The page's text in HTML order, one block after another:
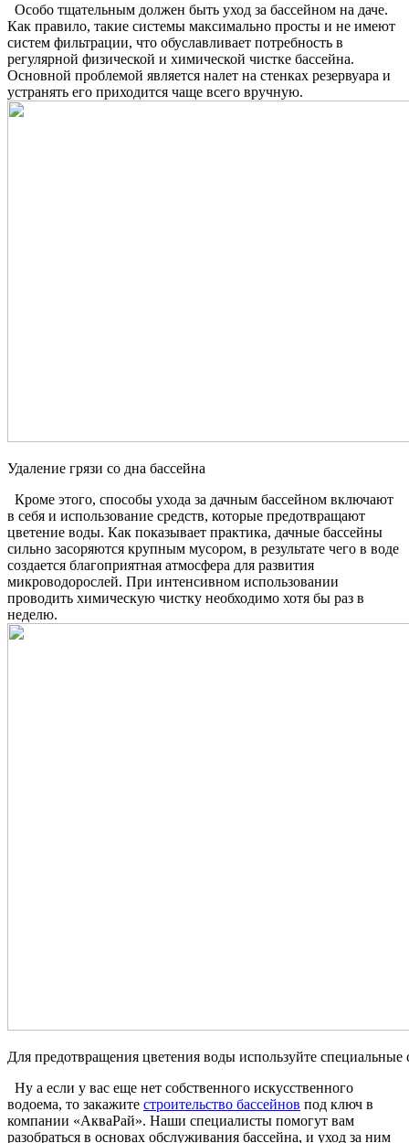
Особо тщательным должен быть уход за бассейном на даче.
Как правило, такие системы максимально просты и не имеют
систем фильтрации, что обуславливает потребность в
регулярной физической и химической чистке бассейна.
Основной проблемой является налет на стенках резервуара и
устранять его приходится чаще всего вручную.
Удаление грязи со дна бассейна
Кроме этого, способы ухода за дачным бассейном включают
в себя и использование средств, которые предотвращают
цветение воды. Как показывает практика, дачные бассейны
сильно засоряются крупным мусором, в результате чего в воде
создается благоприятная атмосфера для развития
микроводорослей. При интенсивном использовании
проводить химическую чистку необходимо хотя бы раз в
неделю.
Для предотвращения цветения воды используйте специальные
Ну а если у вас еще нет собственного искусственного
водоема, то закажите строительство бассейнов под ключ в
компании «АкваРай». Наши специалисты помогут вам
разобраться в основах обслуживания бассейна, и уход за ним